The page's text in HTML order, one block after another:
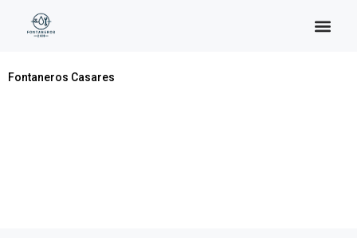
Categoría:
Fontaneros Casares